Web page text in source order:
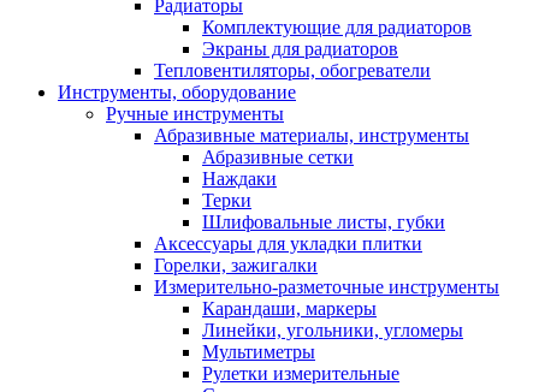
Радиаторы
Комплектующие для радиаторов
Экраны для радиаторов
Тепловентиляторы, обогреватели
Инструменты, оборудование
Ручные инструменты
Абразивные материалы, инструменты
Абразивные сетки
Наждаки
Терки
Шлифовальные листы, губки
Аксессуары для укладки плитки
Горелки, зажигалки
Измерительно-разметочные инструменты
Карандаши, маркеры
Линейки, угольники, угломеры
Мультиметры
Рулетки измерительные